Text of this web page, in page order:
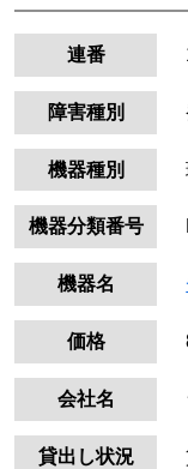
連番
障害種別
機器種別
機器分類番号
機器名
価格
会社名
貸出し状況